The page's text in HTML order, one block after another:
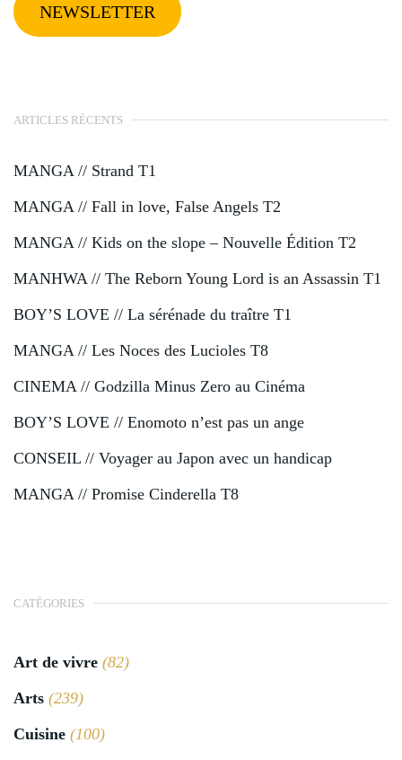
NEWSLETTER
ARTICLES RÉCENTS
MANGA // Strand T1
MANGA // Fall in love, False Angels T2
MANGA // Kids on the slope – Nouvelle Édition T2
MANHWA // The Reborn Young Lord is an Assassin T1
BOY’S LOVE // La sérénade du traître T1
MANGA // Les Noces des Lucioles T8
CINEMA // Godzilla Minus Zero au Cinéma
BOY’S LOVE // Enomoto n’est pas un ange
CONSEIL // Voyager au Japon avec un handicap
MANGA // Promise Cinderella T8
CATÉGORIES
Art de vivre (82)
Arts (239)
Cuisine (100)